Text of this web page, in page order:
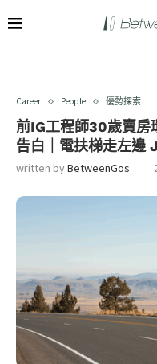
Career People 優勢探索
前IG工程師30歲賣房
告白｜電扶梯走左邊
written byBetweenGos